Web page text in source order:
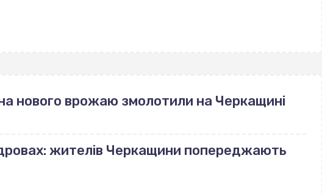
нового врожаю змолотили на Черкащині
жителів Черкащини попереджають